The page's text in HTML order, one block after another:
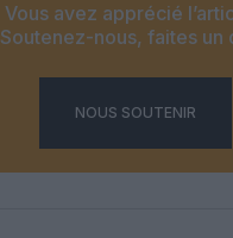
Vous avez apprécié
Soutenez-nous, faites un
NOUS SOUTENIR